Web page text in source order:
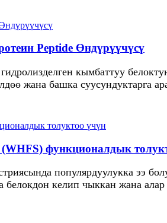
Peptide Өндүрүүчүсү
кымбаттуу
жана башка суусундуктарга
функционалдык
популярдуулукка ээ
белокдон келип чыккан жана